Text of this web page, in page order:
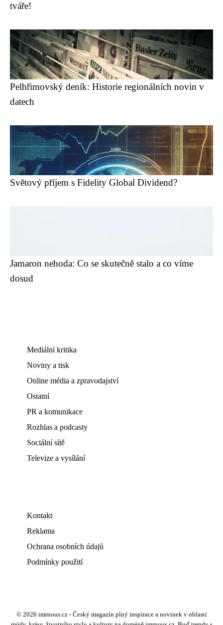
tváře!
Pelhřimovský deník: Historie regionálních novin v
datech
Světový příjem s Fidelity Global Dividend?
Jamaron nehoda: Co se skutečně stalo a co víme
dosud
Mediální kritika
Noviny a tisk
Online média a zpravodajství
Ostatní
PR a komunikace
Rozhlas a podcasty
Sociální sítě
Televize a vysílání
Kontakt
Reklama
Ochrana osobních údajů
Podmínky použití
© 2026 imrnous.cz - Český magazín plný inspirace a novinek v oblasti